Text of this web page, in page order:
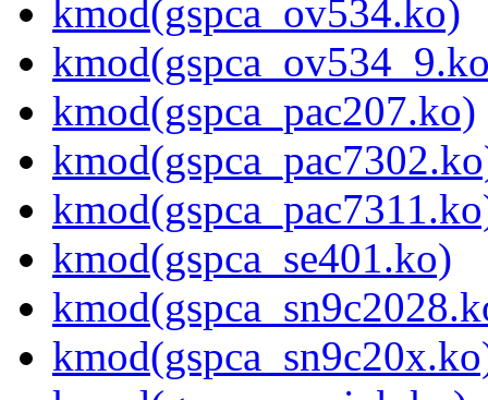
kmod(gspca_ov534.ko)
kmod(gspca_pac207.ko)
kmod(gspca_se401.ko)